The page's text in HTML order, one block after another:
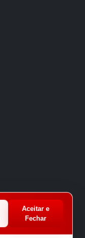
Aceitar e
Fechar